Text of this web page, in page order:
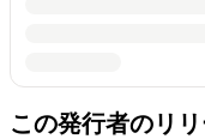
この発行者のリ